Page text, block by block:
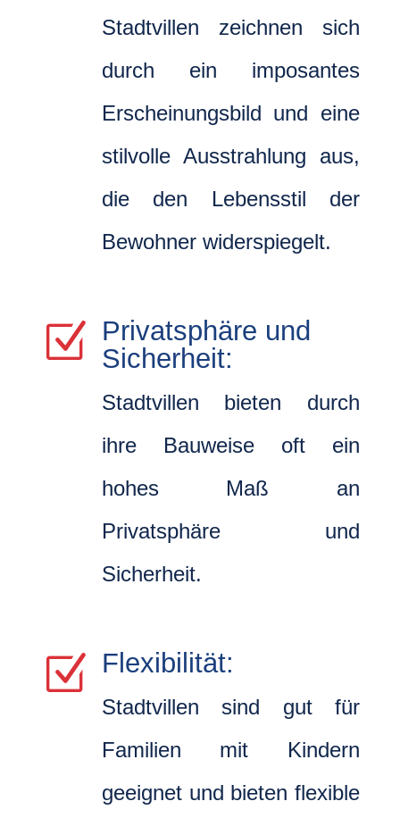
Stadtvillen zeichnen sich
durch ein imposantes
Erscheinungsbild und eine
stilvolle Ausstrahlung aus,
die den Lebensstil der
Bewohner widerspiegelt.
Z Privatsphäre und
Sicherheit:
Stadtvillen bieten durch
ihre Bauweise oft ein
hohes Maß an
Privatsphäre und
Sicherheit.
Z Flexibilität:
Stadtvillen sind gut für
Familien mit Kindern
geeignet und bieten flexible